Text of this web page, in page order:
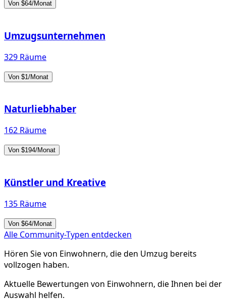
Von $64/Monat
Umzugsunternehmen
329 Räume
Von $1/Monat
Naturliebhaber
162 Räume
Von $194/Monat
Künstler und Kreative
135 Räume
Von $64/Monat
Alle Community-Typen entdecken
Hören Sie von Einwohnern, die den Umzug bereits
vollzogen haben.
Aktuelle Bewertungen von Einwohnern, die Ihnen bei der
Auswahl helfen.